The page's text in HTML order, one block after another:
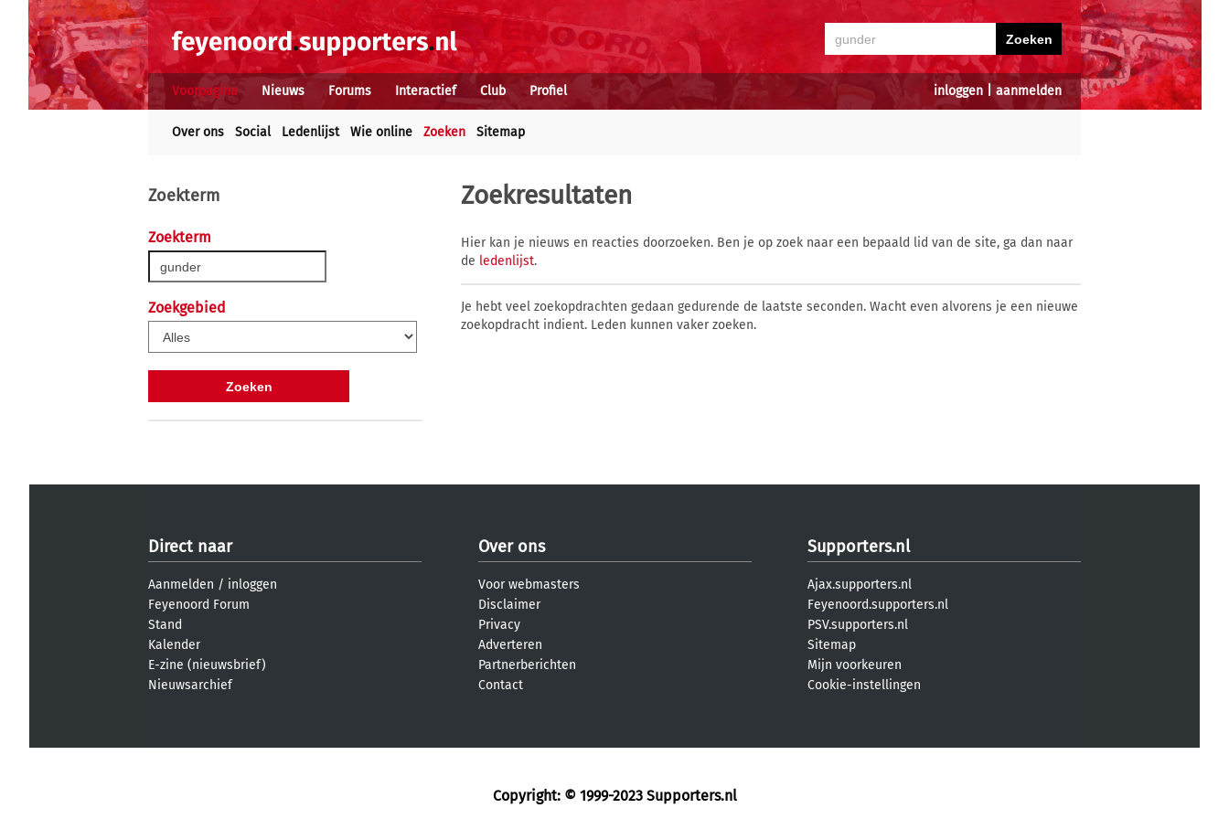
inloggen aanmelden
Voorpagina Nieuws Forums Interactief Club Profiel
Over ons Social Ledenlijst Wie online Zoeken Sitemap
Zoekterm
Zoekterm
Zoekgebied
Zoekresultaten
Hier kan je nieuws en reacties doorzoeken. Ben je op zoek naar een bepaald lid van de site, ga dan naar
de ledenlijst.
Je hebt veel zoekopdrachten gedaan gedurende de laatste seconden. Wacht even alvorens je een nieuwe
zoekopdracht indient. Leden kunnen vaker zoeken.
Direct naar
Aanmelden / inloggen
Feyenoord Forum
Stand
Kalender
E-zine (nieuwsbrief)
Nieuwsarchief
Over ons
Voor webmasters
Disclaimer
Privacy
Adverteren
Partnerberichten
Contact
Supporters.nl
Ajax.supporters.nl
Feyenoord.supporters.nl
PSV.supporters.nl
Sitemap
Mijn voorkeuren
Cookie-instellingen
Copyright: © 1999-2023 Supporters.nl